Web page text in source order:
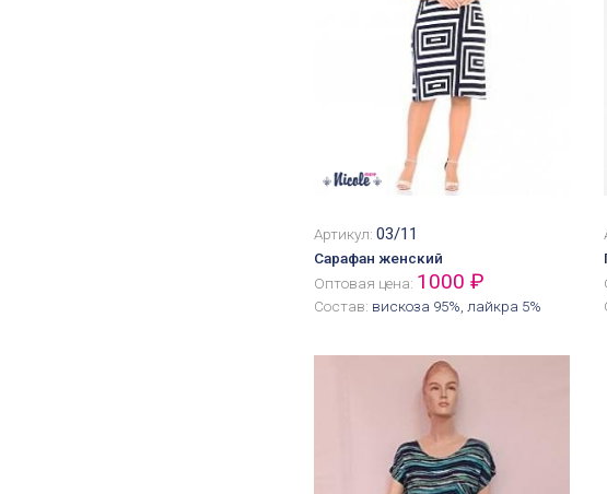
Артикул: 03/11
Сарафан женский
Оптовая цена: 1000 ₽
Состав: вискоза 95%, лайкра 5%